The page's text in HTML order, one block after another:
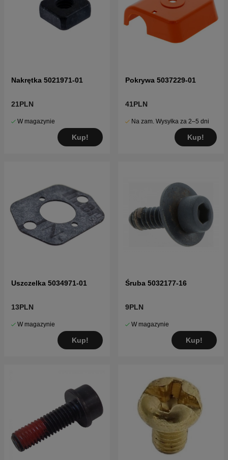
Nakrętka 5021971-01
21PLN
W magazynie
Kup!
Pokrywa 5037229-01
41PLN
Na zam. Wysyłka za 2–5 dni
Kup!
Uszczelka 5034971-01
13PLN
W magazynie
Kup!
Śruba 5032177-16
9PLN
W magazynie
Kup!